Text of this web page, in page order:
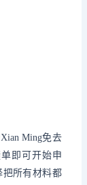
Ming免去
即可开始申
把所有材料都